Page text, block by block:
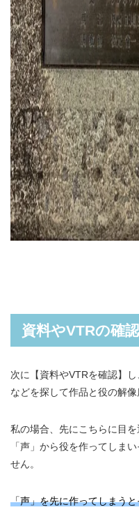
資料やVTRの確認
次に【資料やVTRを確認】
などを探して作品と役の解像
私の場合、先にこちらに目
「声」から役を作ってしま
せん。
「声」を先に作ってしまう